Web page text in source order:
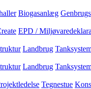
Biogasanlæg
EPD /
Landbrug
Landbrug
Tegnestue